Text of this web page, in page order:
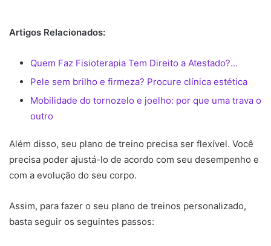
Artigos Relacionados:
Quem Faz Fisioterapia Tem Direito a Atestado?…
Pele sem brilho e firmeza? Procure clínica estética
Mobilidade do tornozelo e joelho: por que uma trava o
outro
Além disso, seu plano de treino precisa ser flexível. Você
precisa poder ajustá-lo de acordo com seu desempenho e
com a evolução do seu corpo.
Assim, para fazer o seu plano de treinos personalizado,
basta seguir os seguintes passos: